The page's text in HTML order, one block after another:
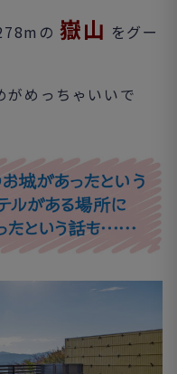
の嶽山 をグー
がめっちゃいいで